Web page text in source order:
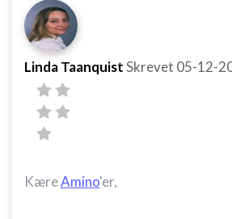
Linda TaanquistSkrevet 05-12-
KæreAmino'er,